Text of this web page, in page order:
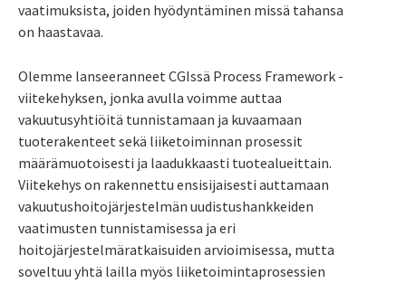
vaatimuksista, joiden hyödyntäminen missä tahansa
on haastavaa.
Olemme lanseeranneet CGIssä Process Framework -
viitekehyksen, jonka avulla voimme auttaa
vakuutusyhtiöitä tunnistamaan ja kuvaamaan
tuoterakenteet sekä liiketoiminnan prosessit
määrämuotoisesti ja laadukkaasti tuotealueittain.
Viitekehys on rakennettu ensisijaisesti auttamaan
vakuutushoitojärjestelmän uudistushankkeiden
vaatimusten tunnistamisessa ja eri
hoitojärjestelmäratkaisuiden arvioimisessa, mutta
soveltuu yhtä lailla myös liiketoimintaprosessien